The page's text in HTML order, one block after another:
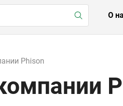
О
Phison